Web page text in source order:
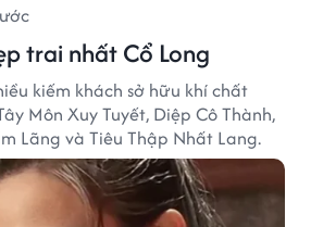
trai nhất Cổ Long
kiếm khách sở hữu khí chất
Môn Xuy Tuyết, Diệp Cô Thành,
Lãng và Tiêu Thập Nhất Lang.